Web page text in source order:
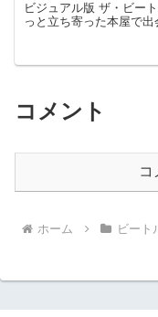
ビジュアル版 ザ・ビー
っと立ち寄った本屋で
コメント
コ
ホーム ビート